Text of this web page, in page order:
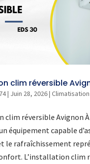
clim réversible
| Juin 28, 2026| Climatisation
réversible Avignon
équipement capable
le rafraîchissement
L’installation clim